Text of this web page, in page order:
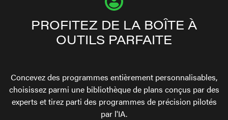
PROFITEZ DE LA BOÎTE À
OUTILS PARFAITE
Concevez des programmes entièrement personnalisables,
choisissez parmi une bibliothèque de plans conçus par des
experts et tirez parti des programmes de précision pilotés
par l'IA.